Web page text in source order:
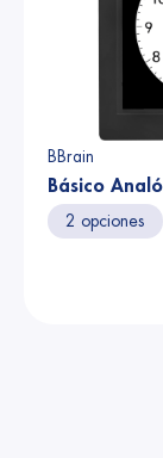
BBrain
Básico
2 opciones